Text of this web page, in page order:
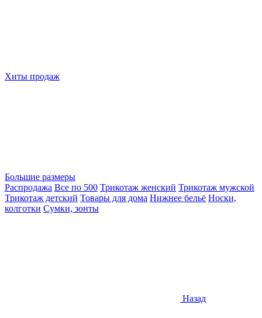
Хиты продаж
Большие размеры
Распродажа Все по 500 Трикотаж женский Трикотаж мужской
Трикотаж детский Товары для дома Нижнее бельё Носки,
колготки Сумки, зонты
Назад